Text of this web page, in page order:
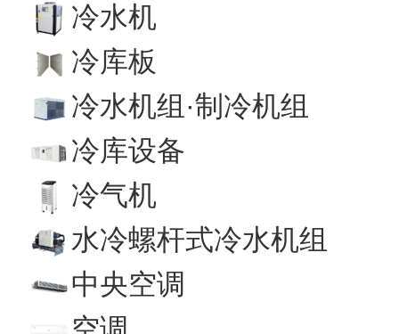
冷水机
冷库板
冷水机组·制冷机组
冷库设备
冷气机
水冷螺杆式冷水机组
中央空调